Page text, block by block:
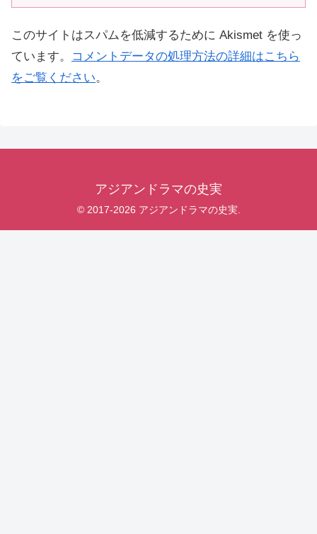
このサイトはスパムを低減するために Akismet を使っ
ています。
コメントデータの処理方法の詳細はこちら
をご覧ください。
アジアンドラマの史実
© 2017-2026 アジアンドラマの史実.